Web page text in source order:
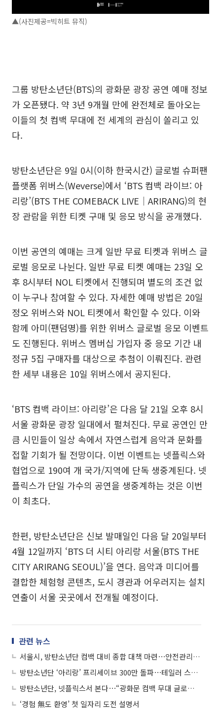
▲(사진제공=빅히트 뮤직)
그룹 방탄소년단(BTS)의 광화문 광장 공연 예매 정보
가 오픈됐다. 약 3년 9개월 만에 완전체로 돌아오는
이들의 첫 컴백 무대에 전 세계의 관심이 쏠리고 있
다.
방탄소년단은 9일 0시(이하 한국시간) 글로벌 슈퍼팬
플랫폼 위버스(Weverse)에서 ‘BTS 컴백 라이브: 아
리랑’(BTS THE COMEBACK LIVE｜ARIRANG)의 현
장 관람을 위한 티켓 구매 및 응모 방식을 공개했다.
이번 공연의 예매는 크게 일반 무료 티켓과 위버스 글
로벌 응모로 나뉜다. 일반 무료 티켓 예매는 23일 오
후 8시부터 NOL 티켓에서 진행되며 별도의 조건 없
이 누구나 참여할 수 있다. 자세한 예매 방법은 20일
정오 위버스와 NOL 티켓에서 확인할 수 있다. 이와
함께 아미(팬덤명)를 위한 위버스 글로벌 응모 이벤트
도 진행된다. 위버스 멤버십 가입자 중 응모 기간 내
정규 5집 구매자를 대상으로 추첨이 이뤄진다. 관련
한 세부 내용은 10일 위버스에서 공지된다.
‘BTS 컴백 라이브: 아리랑’은 다음 달 21일 오후 8시
서울 광화문 광장 일대에서 펼쳐진다. 무료 공연인 만
큼 시민들이 일상 속에서 자연스럽게 음악과 문화를
접할 기회가 될 전망이다. 이번 이벤트는 넷플릭스와
협업으로 190여 개 국가/지역에 단독 생중계된다. 넷
플릭스가 단일 가수의 공연을 생중계하는 것은 이번
이 최초다.
한편, 방탄소년단은 신보 발매일인 다음 달 20일부터
4월 12일까지 ‘BTS 더 시티 아리랑 서울(BTS THE
CITY ARIRANG SEOUL)’을 연다. 음악과 미디어를
결합한 체험형 콘텐츠, 도시 경관과 어우러지는 설치
연출이 서울 곳곳에서 전개될 예정이다.
관련 뉴스
서울시, 방탄소년단 컴백 대비 종합 대책 마련⋯안전관리·바가지 근절에 총력
방탄소년단 ‘아리랑’ 프리세이브 300만 돌파⋯테일러 스위프트 넘을까
방탄소년단, 넷플릭스서 본다⋯“광화문 컴백 무대 글로벌 생중계”
‘경험 無도 환영’ 첫 일자리 도전 설명서